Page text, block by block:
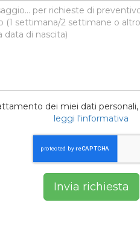
dei miei dati personali,
leggi l'informativa
Invia richiesta